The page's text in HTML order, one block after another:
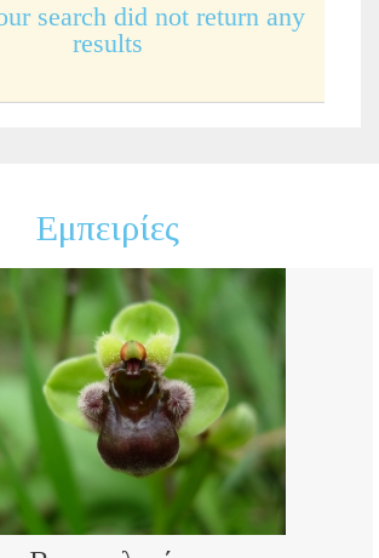
search did not return any
results
Εμπειρίες